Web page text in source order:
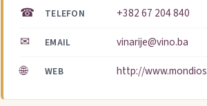
☎ TELEFON +382 67 204 840
✉ EMAIL vinarije@vino.ba
🌐 WEB http://